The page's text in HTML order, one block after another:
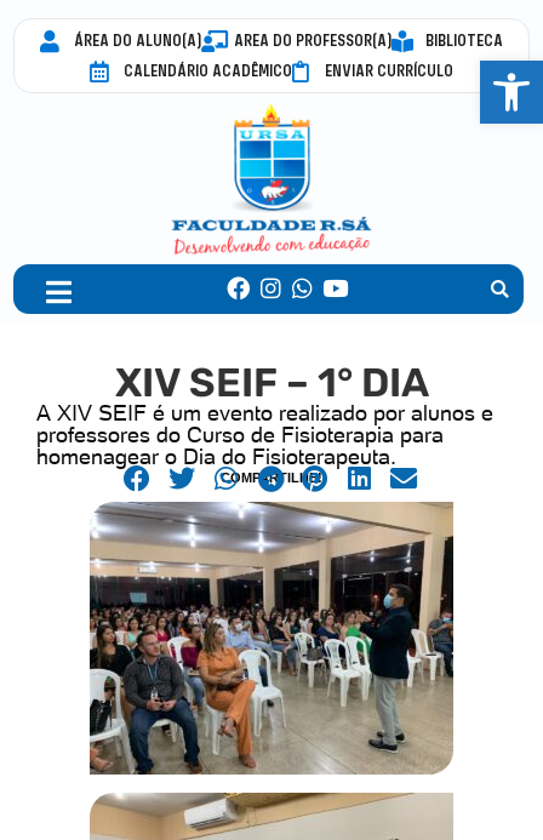
ÁREA DO ALUNO(A) AREA DO PROFESSOR(A)
BIBLIOTECA
CALENDÁRIO ACADÊMICO
ENVIAR CURRÍCULO
XIV SEIF – 1° DIA
A XIV SEIF é um evento realizado por alunos e
professores do Curso de Fisioterapia para
homenagear o Dia do Fisioterapeuta.
COMPARTILHE!
Abrir